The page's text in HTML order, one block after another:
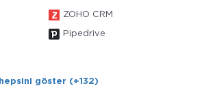
ZOHO CRM
Pipedrive
hepsini göster (+132)